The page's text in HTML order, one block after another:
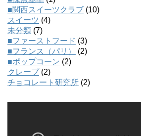
■関西スイーツクラブ (10)
スイーツ (4)
未分類 (7)
■ファーストフード (3)
■フランス（パリ）
(2)
■ポップコーン (2)
クレープ(2)
チョコレート研究所 (2)